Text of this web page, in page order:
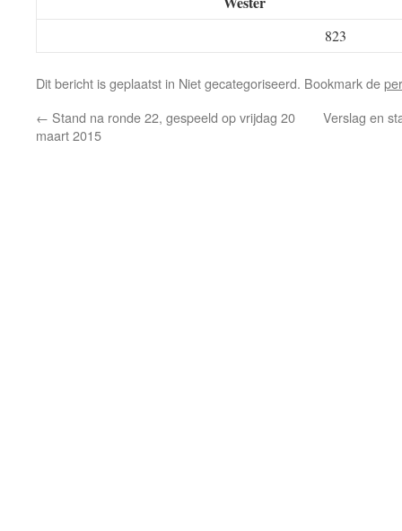
823
Dit bericht is geplaatst in Niet gecategoriseerd. Bookmark de
← Stand na ronde 22, gespeeld op vrijdag 20
maart 2015
Verslag en